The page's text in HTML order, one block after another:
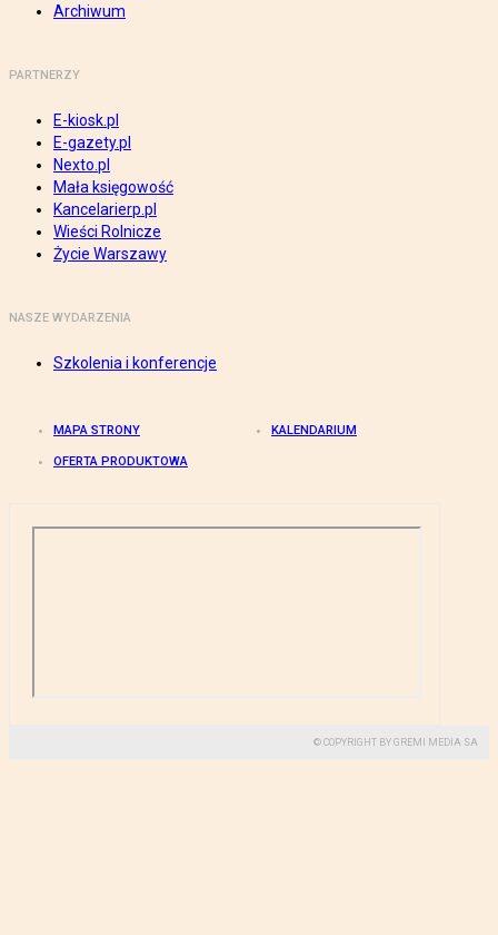
Archiwum
PARTNERZY
E-kiosk.pl
E-gazety.pl
Nexto.pl
Mała księgowość
Kancelarierp.pl
Wieści Rolnicze
Życie Warszawy
NASZE WYDARZENIA
Szkolenia i konferencje
MAPA STRONY KALENDARIUM
OFERTA PRODUKTOWA
© COPYRIGHT BY GREMI MEDIA SA